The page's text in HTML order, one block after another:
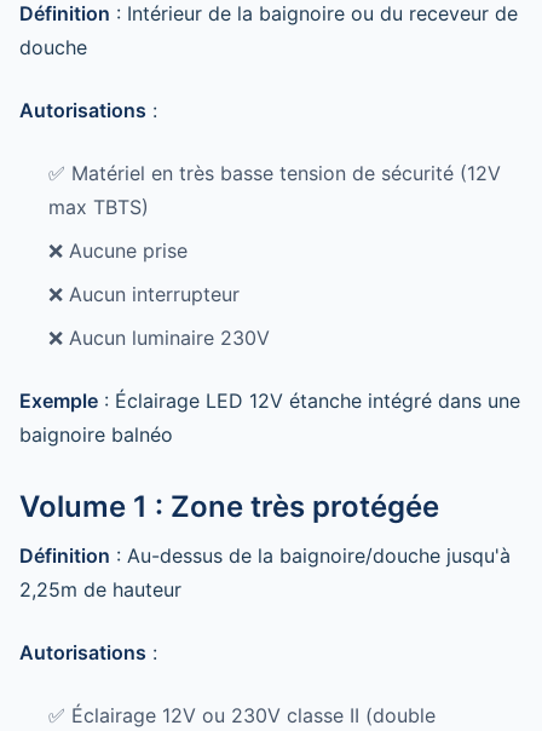
Définition : Intérieur de la baignoire ou du receveur de
douche
Autorisations :
✅ Matériel en très basse tension de sécurité (12V
max TBTS)
❌ Aucune prise
❌ Aucun interrupteur
❌ Aucun luminaire 230V
Exemple : Éclairage LED 12V étanche intégré dans une
baignoire balnéo
Volume 1 : Zone très protégée
Définition : Au-dessus de la baignoire/douche jusqu'à
2,25m de hauteur
Autorisations :
✅ Éclairage 12V ou 230V classe II (double